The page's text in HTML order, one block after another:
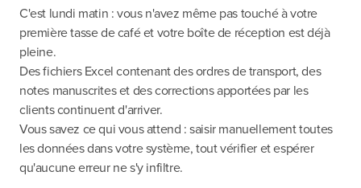
C'est lundi matin : vous n'avez même pas touché à votre
première tasse de café et votre boîte de réception est déjà
pleine.
Des fichiers Excel contenant des ordres de transport, des
notes manuscrites et des corrections apportées par les
clients continuent d'arriver.
Vous savez ce qui vous attend : saisir manuellement toutes
les données dans votre système, tout vérifier et espérer
qu'aucune erreur ne s'y infiltre.